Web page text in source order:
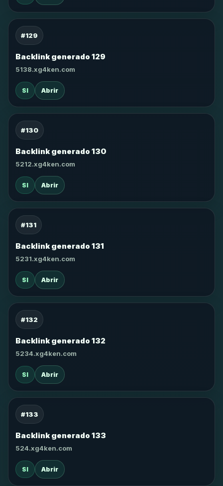
#129
Backlink generado 129
5138.xg4ken.com
SI Abrir
#130
Backlink generado 130
5212.xg4ken.com
SI Abrir
#131
Backlink generado 131
5231.xg4ken.com
SI Abrir
#132
Backlink generado 132
5234.xg4ken.com
SI Abrir
#133
Backlink generado 133
524.xg4ken.com
SI Abrir